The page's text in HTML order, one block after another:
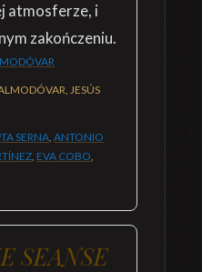
atmosferze, i
zakończeniu.
JESÚS
SERNA, ANTONIO
, EVA COBO,
SEANSE